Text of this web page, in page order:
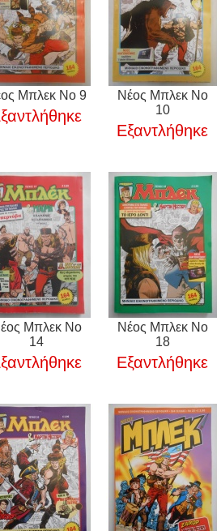
Μπλεκ Νο 9
Νέος Μπλεκ Νο
10
Εξαντλήθηκε
Μπλεκ Νο
14
Νέος Μπλεκ Νο
18
Εξαντλήθηκε